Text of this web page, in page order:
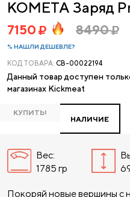
КОМЕТА Заряд
7150 8490
% НАШЛИ ДЕШЕВЛЕ?
КОД ТОВАРА: CB-00022194
Данный товар доступен
магазинах Kickmeat
КУПИТЬ!
НАЛИЧИЕ
Вес:
1785 гр
Покоряй новые вершины с